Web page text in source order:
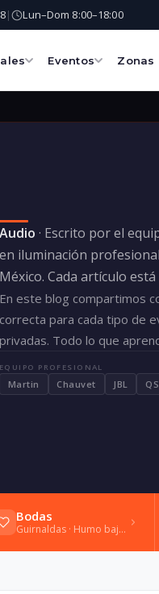
| Lun–Dom 8:00–18:00
Eventos Zonas
Audio · Escrito por el
en iluminación
México. Cada artículo
En este blog compartimos
correcta para cada tipo de
privadas. Todo lo que
EQUIPO PROFESIONAL
Martin Chauvet JBL
Bodas
Guirnaldas · Humo bajo · Vals